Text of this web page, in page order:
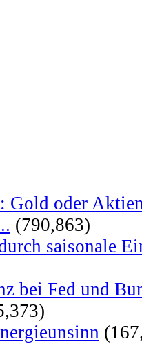
Gold oder
(790,863)
saisonale
bei Fed und